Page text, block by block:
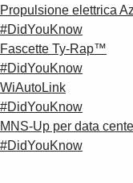
Propulsione elettrica
#DidYouKnow
Fascette Ty-Rap™
#DidYouKnow
WiAutoLink
#DidYouKnow
MNS-Up per data
#DidYouKnow